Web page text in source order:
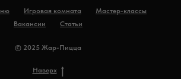
Игровая комната
Мастер-классы
Вакансии
Статьи
© 2025 Жар-Пицца
Наверх